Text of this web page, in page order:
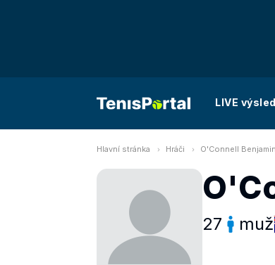
LIVE
Hlavní stránka Hráči O'Connell Benjamin
27 muž